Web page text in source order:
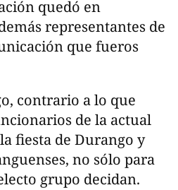
quedó en
representantes de
que fueros
contrario a lo que
de la actual
fiesta de Durango y
no sólo para
grupo decidan.